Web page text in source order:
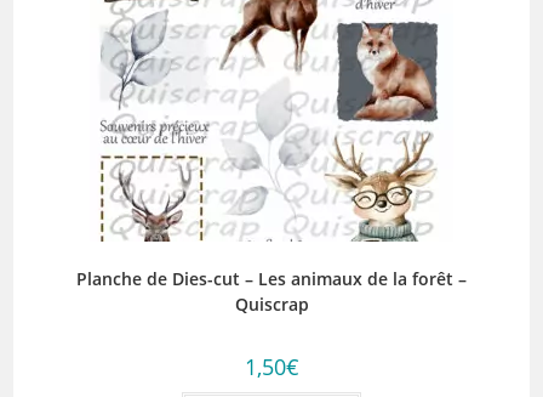
Planche de Dies-cut – Les animaux de la forêt –
Quiscrap
1,50€